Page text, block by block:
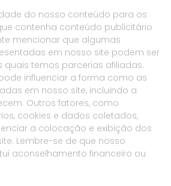
do nosso conteúdo para os
contenha conteúdo publicitário
mencionar que algumas
em nosso site podem ser
temos parcerias afiliadas.
influenciar a forma como as
em nosso site, incluindo a
Outros fatores, como
cookies e dados coletados,
a colocação e exibição dos
Lembre-se de que nosso
aconselhamento financeiro ou